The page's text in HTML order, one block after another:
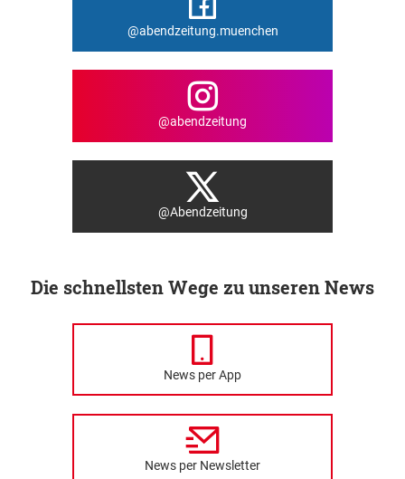
@abendzeitung.muenchen
@abendzeitung
@Abendzeitung
Die schnellsten Wege zu unseren News
News per App
News per Newsletter